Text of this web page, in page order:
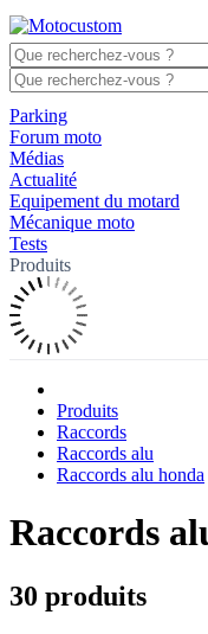
Parking
Forum moto
Médias
Actualité
Equipement du motard
Mécanique moto
Tests
Produits
Produits
Raccords
Raccords alu
Raccords alu honda
Raccords
30 produits